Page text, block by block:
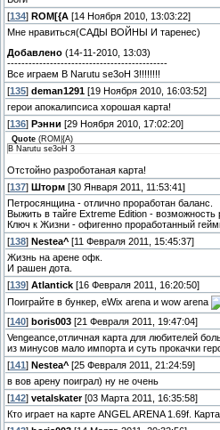
[134] ROM[{A [14 Ноября 2010, 13:03:22]
Мне нравиться(САДЫ ВОЙНЫ И таренес)
Добавлено (14-11-2010, 13:03)
---------------------------------------------
Все играем В Narutu se3oH 3!!!!!!!!
[135] deman1291 [19 Ноября 2010, 16:03:52]
герои апокалипсиса хорошая карта!
[136] Рэнни [29 Ноября 2010, 17:02:20]
Quote (ROM|{A)
В Narutu se3oH 3
Отстойно разроботаная карта!
[137] Шторм [30 Января 2011, 11:53:41]
Петросянщина - отлично проработан баланс.
Выжить в тайге Extreme Edition - возможность
Ключ к Жизни - офигенно проработанный
[138] Nestea^ [11 Февраля 2011, 15:45:37]
Жизнь на арене офк.
И рашен дота.
[139] Atlantick [16 Февраля 2011, 16:20:50]
Поиграйте в бункер, eWix arena и wow arena
[140] boris003 [21 Февраля 2011, 19:47:04]
Vengeance,отличная карта для любителей
из минусов мало импорта и суть прокачки
[141 ] Nestea^ [25 Февраля 2011, 21:24:59]
в вов арену поиграл) ну не очень
[142] vetalskater[03 Марта 2011, 16:35:58]
Кто играет на карте ANGEL ARENA 1.69f.